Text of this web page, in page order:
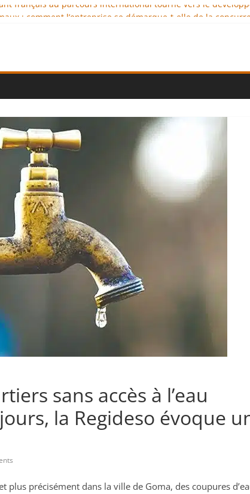
français au parcours international tourné vers le
au service de l’indépendance financière
éducative comme moteur de coopération
sans accès à l’eau
la Regideso évoque
plus précisément dans la ville de Goma, des coupures